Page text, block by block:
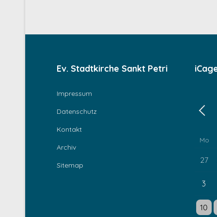
Ev. Stadtkirche Sankt Petri
Impressum
Datenschutz
Kontakt
Archiv
Sitemap
Mo
27
3
10